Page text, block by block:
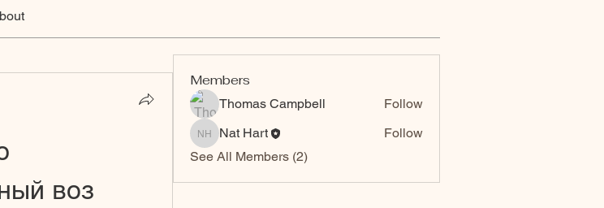
воз
Members
Thomas Campbell Follow
Nat Hart
Nat Hart
Follow
See All Members (2)